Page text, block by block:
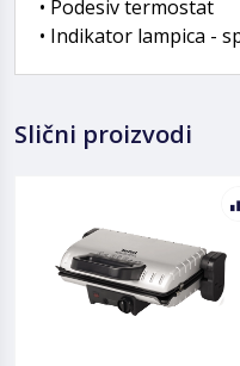
• Podesiv termostat
• Indikator lampica -
Slični proizvodi